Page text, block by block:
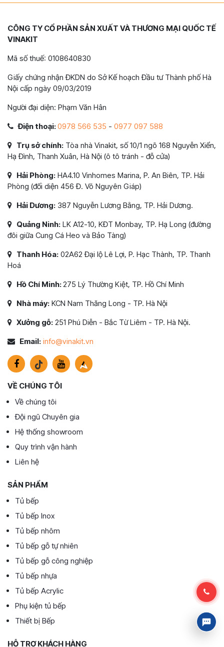
CÔNG TY CỔ PHẦN SẢN XUẤT VÀ THƯƠNG MẠI QUỐC TẾ
VINAKIT
Mã số thuế: 0108640830
Giấy chứng nhận ĐKDN do Sở Kế hoạch Đầu tư Thành phố Hà
Nội cấp ngày 09/03/2019
Người đại diện: Phạm Văn Hân
Điện thoại:0978 566 535 - 0977 097 588
Trụ sở chính: Tòa nhà Vinakit, số 10/1 ngõ 168 Nguyễn Xiển,
Hạ Đình, Thanh Xuân, Hà Nội (ô tô tránh - đỗ cửa)
Hải Phòng: HA4.10 Vinhomes Marina, P. An Biên, TP. Hải
Phòng (đối diện 456 Đ. Võ Nguyên Giáp)
Hải Dương: 387 Nguyễn Lương Bằng, TP. Hải Dương.
Quảng Ninh: LK A12-10, KĐT Monbay, TP. Hạ Long (đường
đôi giữa Cung Cá Heo và Bảo Tàng)
Thanh Hóa: 02A62 Đại lộ Lê Lợi, P. Hạc Thành, TP. Thanh
Hoá
Hồ Chí Minh:275 Lý Thường Kiệt, TP. Hồ Chí Minh
Nhà máy: KCN Nam Thăng Long - TP. Hà Nội
Xưởng gỗ: 251 Phú Diễn - Bắc Từ Liêm - TP. Hà Nội.
Email: info@vinakit.vn
VỀ CHÚNG TÔI
Về chúng tôi
Đội ngũ Chuyên gia
Hệ thống showroom
Quy trình vận hành
Liên hệ
SẢN PHẨM
Tủ bếp
Tủ bếp Inox
Tủ bếp nhôm
Tủ bếp gỗ tự nhiên
Tủ bếp gỗ công nghiệp
Tủ bếp nhựa
Tủ bếp Acrylic
Phụ kiện tủ bếp
Thiết bị Bếp
HỖ TRỢ KHÁCH HÀNG